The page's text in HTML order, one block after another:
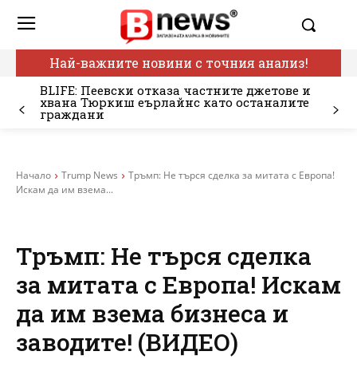
Най-важните новини с точния анализ!
BLIFE: Пеевски отказа частните джетове и
хвана Тюркиш еърлайнс като останалите
граждани
Начало Trump News
Тръмп: Не търся сделка за митата с Европа!
Искам да им взема...
Тръмп: Не търся сделка
за митата с Европа! Искам
да им взема бизнеса и
заводите! (ВИДЕО)